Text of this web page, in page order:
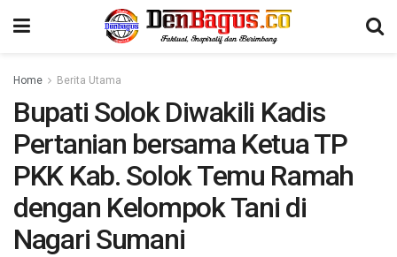
Home Berita Utama
Bupati Solok Diwakili Kadis
Pertanian bersama Ketua TP
PKK Kab. Solok Temu Ramah
dengan Kelompok Tani di
Nagari Sumani